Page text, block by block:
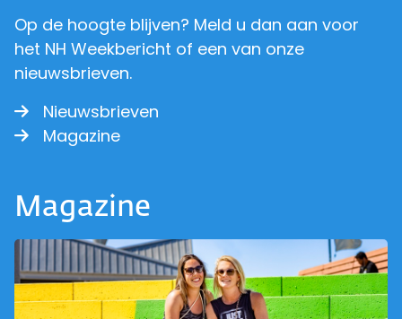
Op de hoogte blijven? Meld u dan aan voor
het NH Weekbericht of een van onze
nieuwsbrieven.
Nieuwsbrieven
Magazine
Magazine